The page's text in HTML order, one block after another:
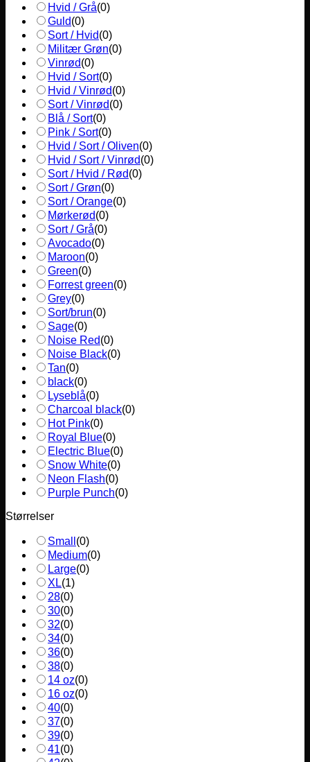
Hvid / Grå(0)
Guld(0)
Sort / Hvid(0)
Militær Grøn(0)
Vinrød(0)
Hvid / Sort(0)
Hvid / Vinrød(0)
Sort / Vinrød(0)
Blå / Sort(0)
Pink / Sort(0)
Hvid / Sort / Oliven(0)
Hvid / Sort / Vinrød(0)
Sort / Hvid / Rød(0)
Sort / Grøn(0)
Sort / Orange(0)
Mørkerød(0)
Sort / Grå(0)
Avocado(0)
Maroon(0)
Green(0)
Forrest green(0)
Grey(0)
Sort/brun(0)
Sage(0)
Noise Red(0)
Noise Black(0)
Tan(0)
black(0)
Lyseblå(0)
Charcoal black(0)
Hot Pink(0)
Royal Blue(0)
Electric Blue(0)
Snow White(0)
Neon Flash(0)
Purple Punch(0)
Størrelser
Small (0)
Medium(0)
Large(0)
XL(1)
28(0)
30(0)
32(0)
34(0)
36(0)
38(0)
14 oz(0)
16 oz(0)
40(0)
37(0)
39(0)
41(0)